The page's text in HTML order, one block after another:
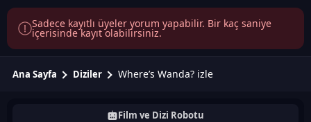
Sadece kayıtlı üyeler yorum yapabilir. Bir kaç saniye
içerisinde kayıt olabilirsiniz.
Ana Sayfa Diziler Where’s Wanda? izle
Film ve Dizi Robotu